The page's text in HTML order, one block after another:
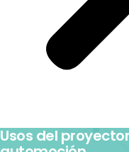
Usos del